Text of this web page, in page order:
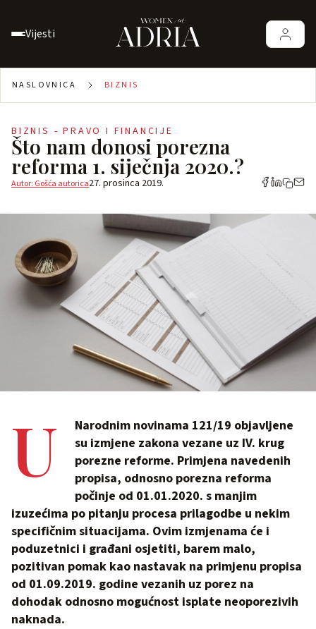
Vijesti
NASLOVNICA BIZNIS
BIZNIS - PRAVO I FINANCIJE
Što nam donosi porezna
reforma 1. siječnja 2020.?
Autor: Gošća autorica27. prosinca 2019.
U
Narodnim novinama 121/19 objavljene
su izmjene zakona vezane uz IV. krug
porezne reforme. Primjena navedenih
propisa, odnosno porezna reforma
počinje od 01.01.2020. s manjim
izuzećima po pitanju procesa prilagodbe u nekim
specifičnim situacijama. Ovim izmjenama će i
poduzetnici i građani osjetiti, barem malo,
pozitivan pomak kao nastavak na primjenu propisa
od 01.09.2019. godine vezanih uz porez na
dohodak odnosno mogućnost isplate neoporezivih
naknada.